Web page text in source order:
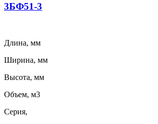
3БФ51-3
Длина, мм
Ширина, мм
Высота, мм
Объем, м3
Серия,